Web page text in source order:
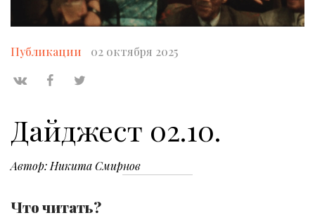
Публикации 02 октября 2025
Дайджест 02.10.
Автор: Никита Смирнов
Что читать?